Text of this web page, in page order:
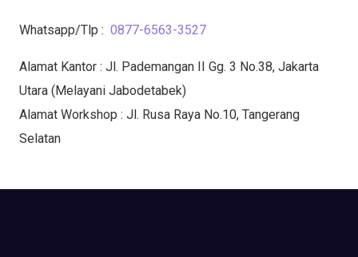
Whatsapp/Tlp : 0877-6563-3527
Alamat Kantor : Jl. Pademangan II Gg. 3 No.38, Jakarta
Utara (Melayani Jabodetabek)
Alamat Workshop : Jl. Rusa Raya No.10, Tangerang
Selatan